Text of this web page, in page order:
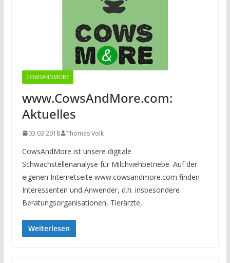
COWSANDMORE
www.CowsAndMore.com:
Aktuelles
03.03.2018 Thomas Volk
CowsAndMore ist unsere digitale
Schwachstellenanalyse für Milchviehbetriebe. Auf der
eigenen Internetseite www.cowsandmore.com finden
Interessenten und Anwender, d.h. insbesondere
Beratungsorganisationen, Tierärzte,
Weiterlesen